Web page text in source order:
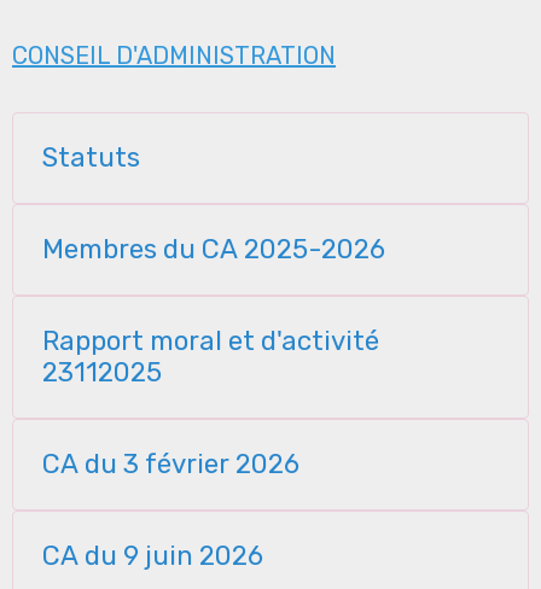
CONSEIL D'ADMINISTRATION
Statuts
Membres du CA 2025-2026
Rapport moral et d'activité
23112025
CA du 3 février 2026
CA du 9 juin 2026